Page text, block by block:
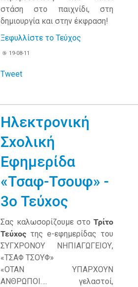
στάση στο παιχνίδι, στη
δημιουργία και στην έκφραση!
Ξεφυλλίστε το Τεύχος
19-08-11
Tweet
Ηλεκτρονική
Σχολική
Εφημερίδα
«Τσαφ-Τσουφ» -
3ο Τεύχος
Σας καλωσορίζουμε στοΤρίτο
Τεύχοςτης e-εφημερίδας του
ΣΥΓΧΡΟΝΟΥ ΝΗΠΙΑΓΩΓΕΙΟΥ,
«ΤΣΑΦ ΤΣΟΥΦ»
«ΟΤΑΝ ΥΠΑΡΧΟΥΝ
ΑΝΘΡΩΠΟΙ…. γελαστοί,